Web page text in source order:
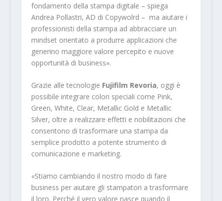
fondamento della stampa digitale – spiega
Andrea Pollastri, AD di Copywolrd – ma aiutare i
professionisti della stampa ad abbracciare un
mindset orientato a produrre applicazioni che
generino maggiore valore percepito e nuove
opportunità di business».
Grazie alle tecnologie Fujifilm Revoria, oggi è
possibile integrare colori speciali come Pink,
Green, White, Clear, Metallic Gold e Metallic
Silver, oltre a realizzare effetti e nobilitazioni che
consentono di trasformare una stampa da
semplice prodotto a potente strumento di
comunicazione e marketing.
«Stiamo cambiando il nostro modo di fare
business per aiutare gli stampatori a trasformare
il loro. Perché il vero valore nasce quando il